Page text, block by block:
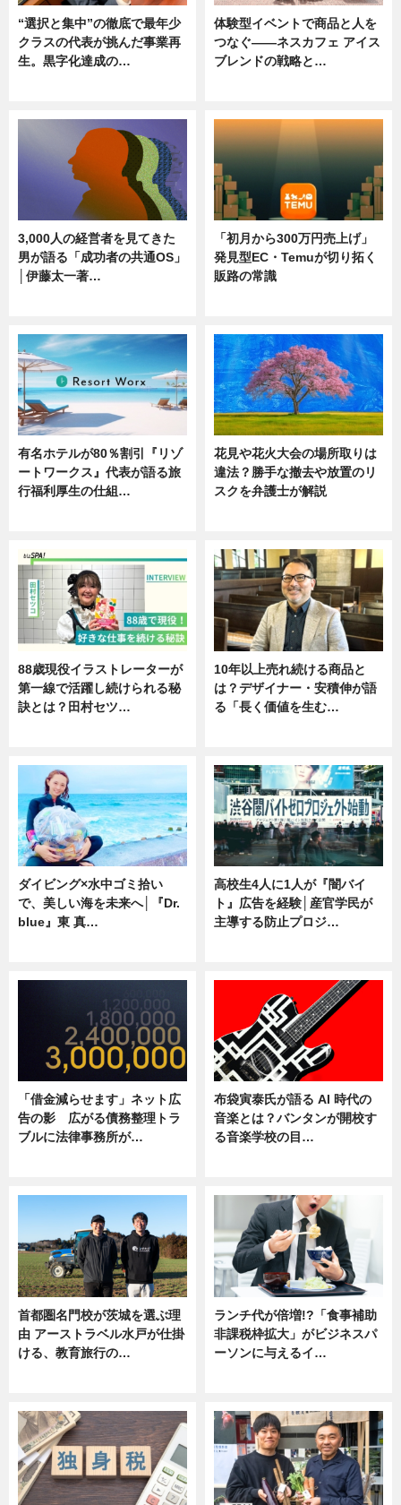
“選択と集中”の徹底で最年少
クラスの代表が挑んだ事業再
生。黒字化達成の…
体験型イベントで商品と人を
つなぐ――ネスカフェ アイス
ブレンドの戦略と…
3,000人の経営者を見てきた
男が語る「成功者の共通OS」
│伊藤太一著…
「初月から300万円売上げ」
発見型EC・Temuが切り拓く
販路の常識
有名ホテルが80％割引『リゾ
ートワークス』代表が語る旅
行福利厚生の仕組…
花見や花火大会の場所取りは
違法？勝手な撤去や放置のリ
スクを弁護士が解説
88歳現役イラストレーターが
第一線で活躍し続けられる秘
訣とは？田村セツ…
10年以上売れ続ける商品と
は？デザイナー・安積伸が語
る「長く価値を生む…
ダイビング×水中ゴミ拾い
で、美しい海を未来へ│『Dr.
blue』東 真…
高校生4人に1人が『闇バイ
ト』広告を経験│産官学民が
主導する防止プロジ…
「借金減らせます」ネット広
告の影 広がる債務整理トラ
ブルに法律事務所が…
布袋寅泰氏が語る AI 時代の
音楽とは？バンタンが開校す
る音楽学校の目…
首都圏名門校が茨城を選ぶ理
由 アーストラベル水戸が仕掛
ける、教育旅行の…
ランチ代が倍増!?「食事補助
非課税枠拡大」がビジネスパ
ーソンに与えるイ…